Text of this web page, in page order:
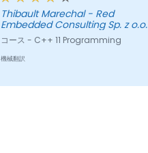
であり、将来的にこれらのツールの
いずれかを使用する必要が生じたと
きに活用できるでしょう。
Thibault Marechal - Red
Embedded Consulting Sp. z o.o.
コース - C++ 11 Programming
機械翻訳